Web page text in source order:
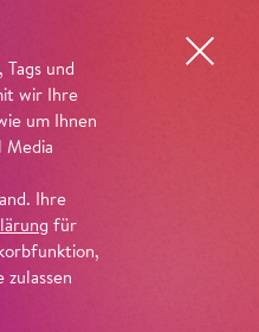
und
wir Ihre
um Ihnen
Media
Ihre
für